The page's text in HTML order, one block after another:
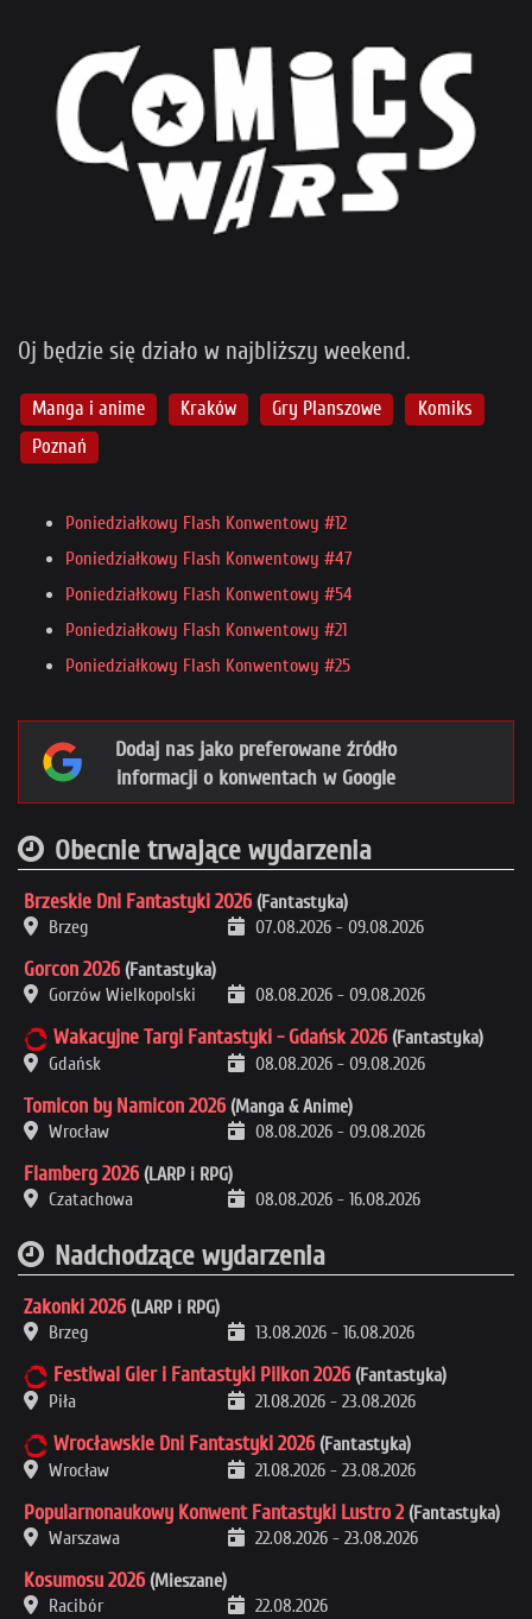
Oj będzie się działo w najbliższy weekend.
Manga i anime Kraków Gry Planszowe
Komiks
Poznań
Poniedziałkowy Flash Konwentowy #12
Poniedziałkowy Flash Konwentowy #47
Poniedziałkowy Flash Konwentowy #54
Poniedziałkowy Flash Konwentowy #21
Poniedziałkowy Flash Konwentowy #25
Dodaj nas jako preferowane źródło
informacji o konwentach w Google
Obecnie trwające wydarzenia
Brzeskie Dni Fantastyki 2026 (Fantastyka)
Brzeg
07.08.2026 - 09.08.2026
Gorcon 2026 (Fantastyka)
Gorzów Wielkopolski
08.08.2026 - 09.08.2026
Wakacyjne Targi Fantastyki - Gdańsk 2026 (Fantastyka)
Gdańsk
08.08.2026 - 09.08.2026
Tomicon by Namicon 2026 (Manga & Anime)
Wrocław
08.08.2026 - 09.08.2026
Flamberg 2026 (LARP i RPG)
Czatachowa
08.08.2026 - 16.08.2026
Nadchodzące wydarzenia
Zakonki 2026 (LARP i RPG)
Brzeg
13.08.2026 - 16.08.2026
Festiwal Gier i Fantastyki Pilkon 2026 (Fantastyka)
Piła
21.08.2026 - 23.08.2026
Wrocławskie Dni Fantastyki 2026 (Fantastyka)
Wrocław
21.08.2026 - 23.08.2026
Popularnonaukowy Konwent Fantastyki Lustro 2 (Fantastyka)
Warszawa
22.08.2026 - 23.08.2026
Kosumosu 2026 (Mieszane)
Racibór
22.08.2026